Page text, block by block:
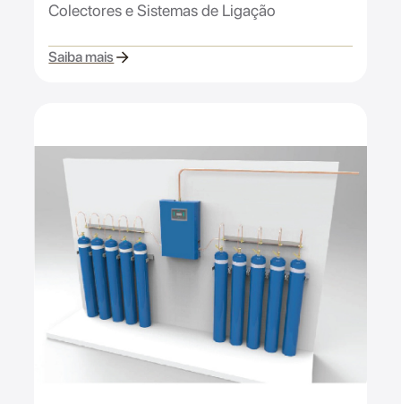
Colectores e Sistemas de Ligação
Saiba mais